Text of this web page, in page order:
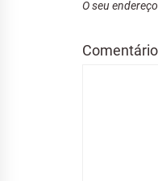
O seu
Comentário